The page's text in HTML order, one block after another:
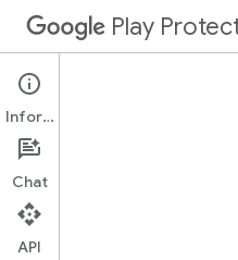
Play
Aplicativos potencialmente
Malware
Informações
Chat
API